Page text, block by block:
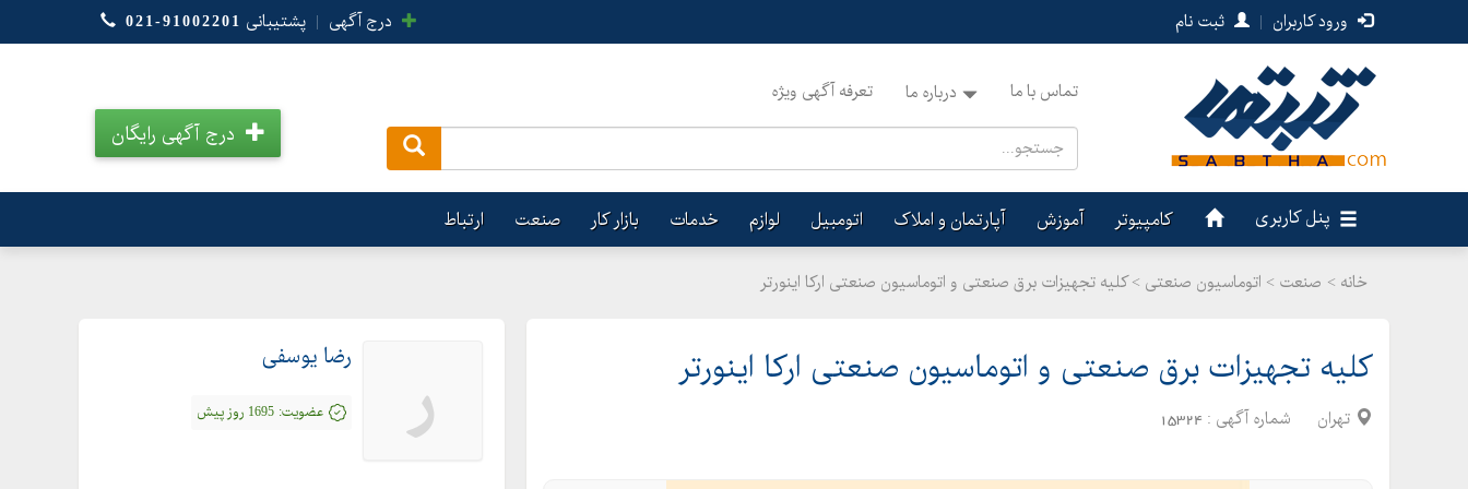
ورود کاربران | ثبت نام درج آگهی | پشتیبانی 021-91002201
تماس با ما درباره ما تعرفه آگهی ویژه
درج آگهی رایگان
پنل کاربری کامپیوتر آموزش آپارتمان و املاک اتومبیل لوازم خدمات بازار کار صنعت ارتباط
خانه > صنعت > اتوماسیون صنعتی > کلیه تجهیزات برق صنعتی و اتوماسیون صنعتی ارکا اینورتر
کلیه تجهیزات برق صنعتی و اتوماسیون صنعتی ارکا اینورتر
تهران شماره آگهی : 15324 ر رضا یوسفی
عضویت: 1695 روز پیش